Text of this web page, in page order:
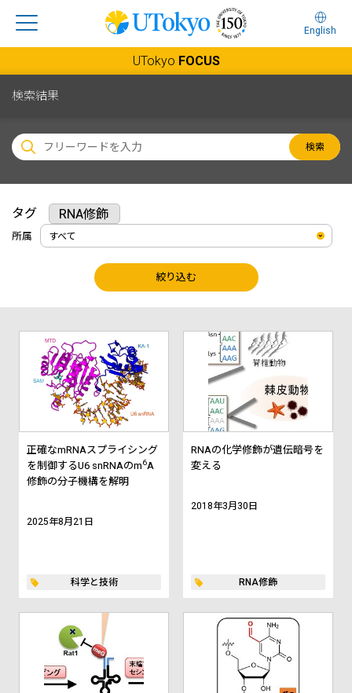
English
UTokyo FOCUS
検索結果
検索
タグ RNA修飾
所属
絞り込む
正確なmRNAスプライシング
を制御するU6 snRNAのm6A
修飾の分子機構を解明
2025年8月21日
科学と技術
RNAの化学修飾が遺伝暗号を
変える
2018年3月30日
RNA修飾